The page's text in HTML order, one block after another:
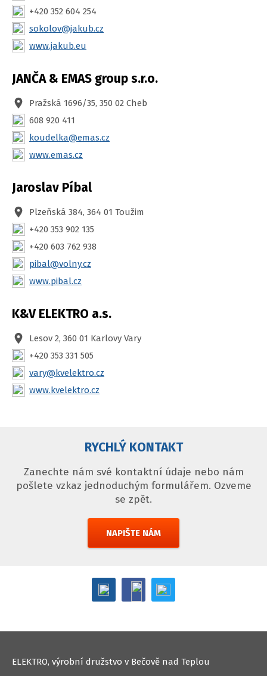
+420 352 604 254
sokolov@jakub.cz
www.jakub.eu
JANČA & EMAS group s.r.o.
Pražská 1696/35, 350 02 Cheb
608 920 411
koudelka@emas.cz
www.emas.cz
Jaroslav Píbal
Plzeňská 384, 364 01 Toužim
+420 353 902 135
+420 603 762 938
pibal@volny.cz
www.pibal.cz
K&V ELEKTRO a.s.
Lesov 2, 360 01 Karlovy Vary
+420 353 331 505
vary@kvelektro.cz
www.kvelektro.cz
RYCHLÝ KONTAKT
Zanechte nám své kontaktní údaje nebo nám
pošlete vzkaz jednoduchým formulářem. Ozveme
se zpět.
NAPIŠTE NÁM
ELEKTRO, výrobní družstvo v Bečově nad Teplou